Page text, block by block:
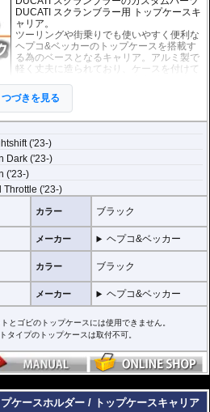
DUCATI スクランブラー用 トップケースキ
ャリア。
ツーリングや街乗りでも使いやすく便利な
ヘプコ&ベッカーのトップケースを搭載す
る為のベースとなるキャリア。アルミ製で
軽く丈夫に造られており、ケースを付けて
込むデザインです。
。
を安全に取り付けるための位置決めガイド
たみタイプと固定タイプの2種類をラインナ
てお選びいただけます。
ージーラック
め、簡単にフラットな簡易キャリアとなり
、ちょっとした荷物を載せる場合に便利で
たタイプ。取り外せばフラットな簡易キャ
とが多い場合にお勧め。
どは共通です。
を折りたたんだ状態、Alurackは位置決めガ
つづきを見る
('23-)
Dark ('23-)
('23-)
Throttle ('23-)
カラー ブラック
メーカー ヘプコ&ベッカー
カラー ブラック
メーカー ヘプコ&ベッカー
とゴビのトップケースには使用できません。
タイプのトップケースは取付不可。
ケースホルダー / トップケースキャリア